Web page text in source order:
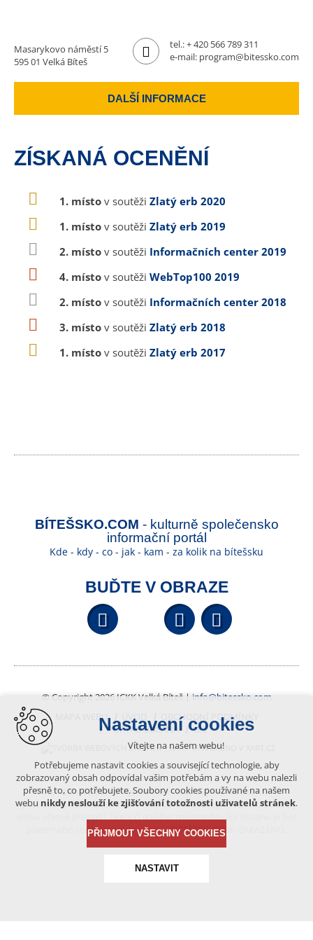
Masarykovo náměstí 5
595 01 Velká Bíteš
tel.:+ 420 566 789 311
e-mail: program@bitessko.com
DALŠÍ INFORMACE
ZÍSKANÁ OCENĚNÍ
1. místo v soutěži Zlatý erb 2020
1. místo v soutěži Zlatý erb 2019
2. místo v soutěži Informačních center 2019
4. místo v soutěži WebTop100 2019
2. místo v soutěži Informačních center 2018
3. místo v soutěži Zlatý erb 2018
1. místo v soutěži Zlatý erb 2017
BÍTEŠSKO.COM - kulturně společensko
informační portál
Kde - kdy - co - jak - kam - za kolik na bítešsku
BUĎTE V OBRAZE
Facebook YouTube
© Copyright 2026 ICKK Velká Bíteš | info@bitessko.com
MAPA WEBU
ÚVOD
OBCHODNÍ PODMÍNKY
PORTÁL OBČANA
GIS
VYTVOŘENO V XART.CZ
Obsah tohoto portálu je chráněn autorským právem, které
vykonává vydavatel. Jakékoliv užití článků a fotografií z této podoby
písemného souhlasu vydavatele – BÍTEŠSKO.COM -ZAKÁZÁNO.
Nastavení cookies
Vítejte na našem webu!
Potřebujeme nastavit cookies a související technologie, aby
zobrazovaný obsah odpovídal vašim potřebám a vy na webu nalezli
přesně to, co potřebujete. Soubory cookies používané na našem
webu nikdy neslouží ke zjišťování totožnosti uživatelů stránek.
PŘIJMOUT VŠECHNY COOKIES
NASTAVIT